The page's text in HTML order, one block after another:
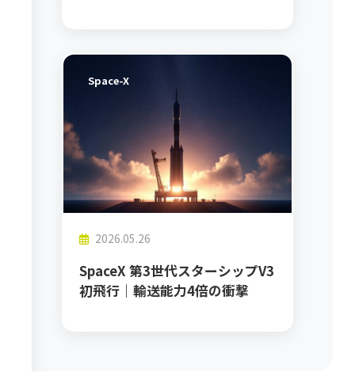
Space-X
2026.05.26
SpaceX 第3世代スターシップV3
初飛行｜輸送能力4倍の衝撃